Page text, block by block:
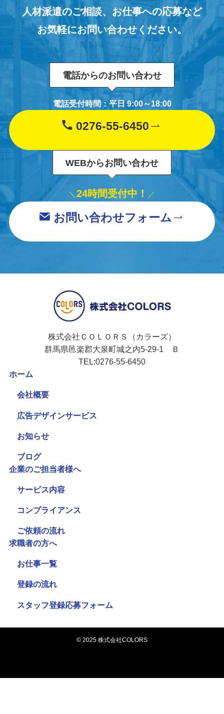
人材派遣のご相談、お仕事への応募など
お気軽にお問い合わせください。
電話からのお問い合わせ
電話受付時間：平日 9:00～18:00
0276-55-6450
WEBからお問い合わせ
＼ 24時間受付中！ ／
お問い合わせフォーム
株式会社ＣＯＬＯＲＳ（カラーズ）
群馬県邑楽郡大泉町城之内5-29-1 Ｂ
TEL:0276-55-6450
ホーム
会社概要
広告デザインサービス
お知らせ
ブログ
企業のご担当者様へ
サービス内容
コンプライアンス
ご依頼の流れ
求職者の方へ
お仕事一覧
登録の流れ
スタッフ登録応募フォーム
© 2025 株式会社COLORS